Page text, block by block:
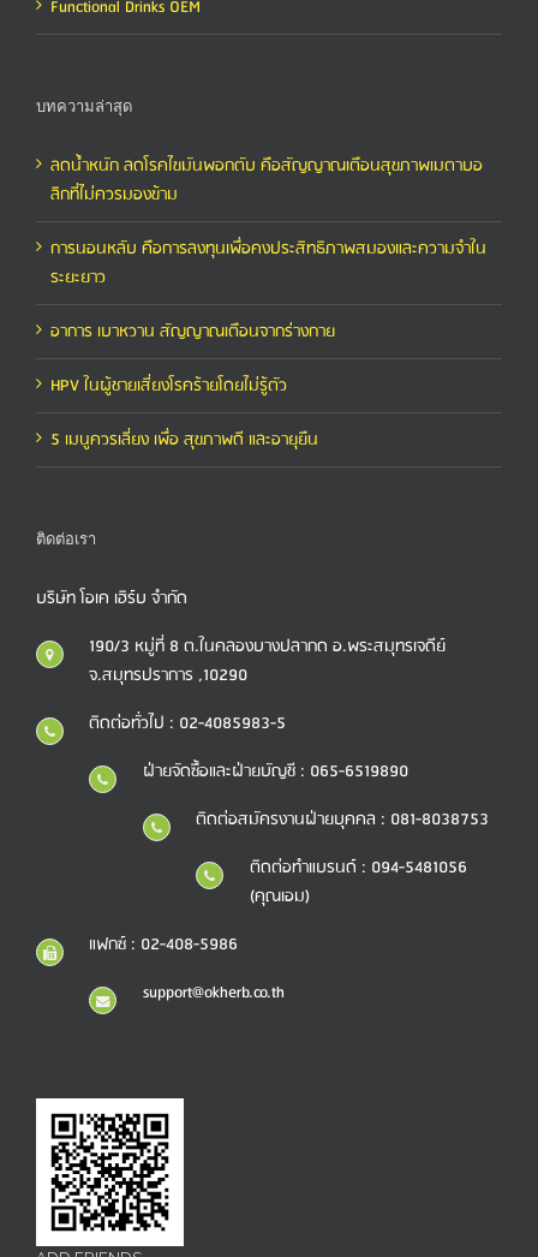
Functional Drinks OEM
บทความล่าสุด
ลดน้ำหนัก ลดโรคไขมันพอกตับ คือสัญญาณเตือนสุขภาพเมตาบอ
ลิกที่ไม่ควรมองข้าม
การนอนหลับ คือการลงทุนเพื่อคงประสิทธิภาพสมองและความจำใน
ระยะยาว
อาการ เบาหวาน สัญญาณเตือนจากร่างกาย
HPV ในผู้ชายเสี่ยงโรคร้ายโดยไม่รู้ตัว
5 เมนูควรเลี่ยง เพื่อ สุขภาพดี และอายุยืน
ติดต่อเรา
บริษัท โอเค เฮิร์บ จำกัด
190/3 หมู่ที่ 8 ต.ในคลองบางปลากด อ.พระสมุทรเจดีย์
จ.สมุทรปราการ ,10290
ติดต่อทั่วไป : 02-4085983-5
ฝ่ายจัดซื้อและฝ่ายบัญชี : 065-6519890
ติดต่อสมัครงานฝ่ายบุคคล : 081-8038753
ติดต่อทำแบรนด์ : 094-5481056
(คุณเอม)
แฟกซ์ : 02-408-5986
support@okherb.co.th